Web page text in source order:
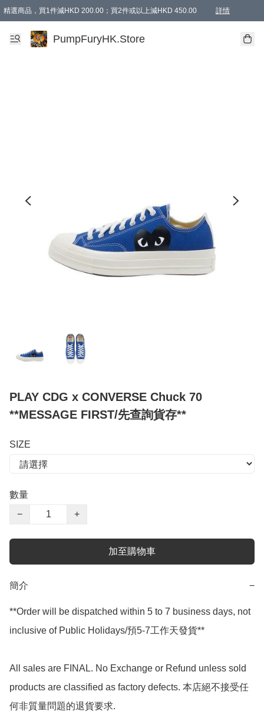
精選商品，買1件減HKD 200.00；買2件或以上減HKD 450.00 詳情
AAPE商品,會員專享9折或以上（按會員等級）AAPE products, members can
精選商品，任選買2件或以上減HKD 100.00
購物滿 HKD 800.00即享免運費優惠！（適用於 特定的送貨方式 )
PumpFuryHK.Store
PLAY CDG x CONVERSE Chuck 70
**MESSAGE FIRST/先查詢貨存**
SIZE
數量
−
+
加至購物車
簡介 −
**Order will be dispatched within 5 to 7 business days, not
inclusive of Public Holidays/預5-7工作天發貨**
All sales are FINAL. No Exchange or Refund unless sold
products are classified as factory defects. 本店絕不接受任
何非質量問題的退貨要求.